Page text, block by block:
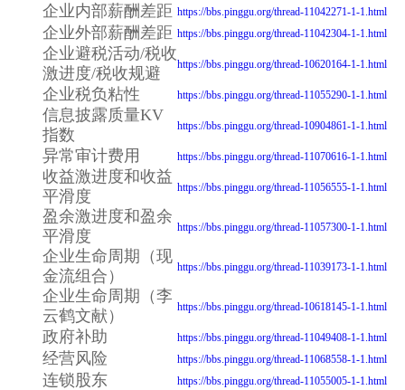
企业内部薪酬差距 https://bbs.pinggu.org/thread-11042271-1-1.html
企业外部薪酬差距 https://bbs.pinggu.org/thread-11042304-1-1.html
企业避税活动/税收
激进度/税收规避
https://bbs.pinggu.org/thread-10620164-1-1.html
企业税负粘性 https://bbs.pinggu.org/thread-11055290-1-1.html
信息披露质量KV
指数
https://bbs.pinggu.org/thread-10904861-1-1.html
异常审计费用 https://bbs.pinggu.org/thread-11070616-1-1.html
收益激进度和收益
平滑度
https://bbs.pinggu.org/thread-11056555-1-1.html
盈余激进度和盈余
平滑度
https://bbs.pinggu.org/thread-11057300-1-1.html
企业生命周期（现
金流组合）
https://bbs.pinggu.org/thread-11039173-1-1.html
企业生命周期（李
云鹤文献）
https://bbs.pinggu.org/thread-10618145-1-1.html
政府补助 https://bbs.pinggu.org/thread-11049408-1-1.html
经营风险 https://bbs.pinggu.org/thread-11068558-1-1.html
连锁股东 https://bbs.pinggu.org/thread-11055005-1-1.html